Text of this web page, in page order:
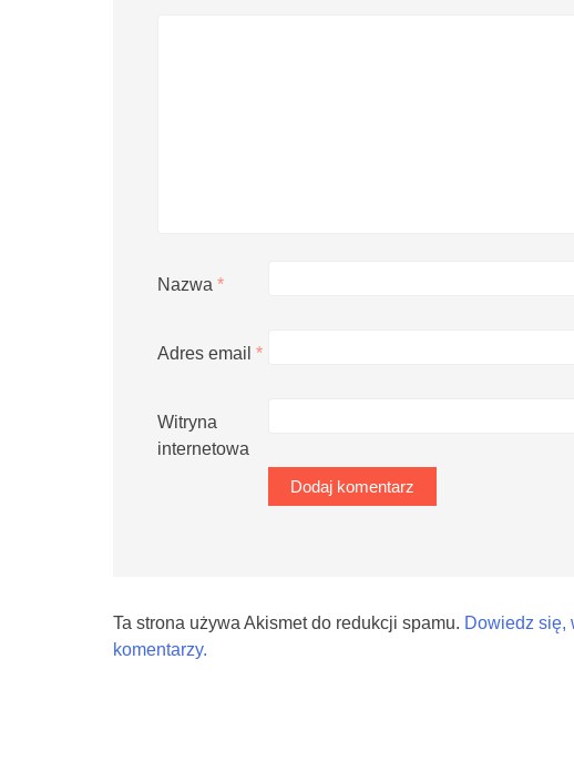
Nazwa *
Adres email *
Witryna
internetowa
Ta strona używa Akismet do redukcji spamu. Dowiedz się,
komentarzy.